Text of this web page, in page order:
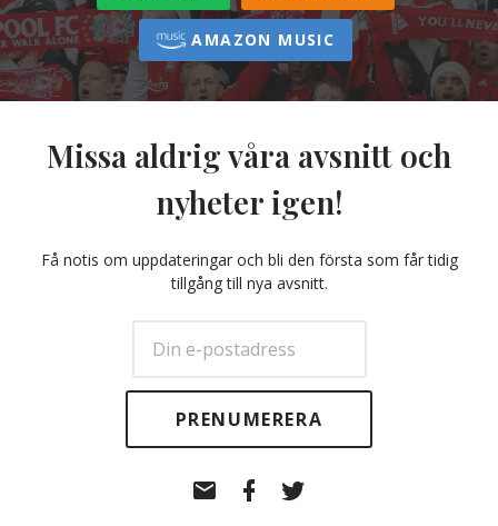
AMAZON MUSIC
Missa aldrig våra avsnitt och
nyheter igen!
Få notis om uppdateringar och bli den första som får tidig
tillgång till nya avsnitt.
post
Facebook